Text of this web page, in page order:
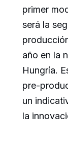
primer
será la
año en la
Hungría.
pre-
un
la